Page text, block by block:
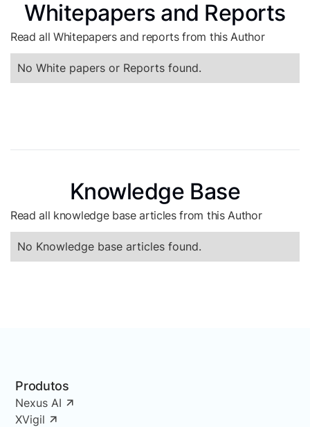
Whitepapers and Reports
Read all Whitepapers and reports from this Author
No White papers or Reports found.
Knowledge Base
Read all knowledge base articles from this Author
No Knowledge base articles found.
Produtos
Nexus AI
XVigil